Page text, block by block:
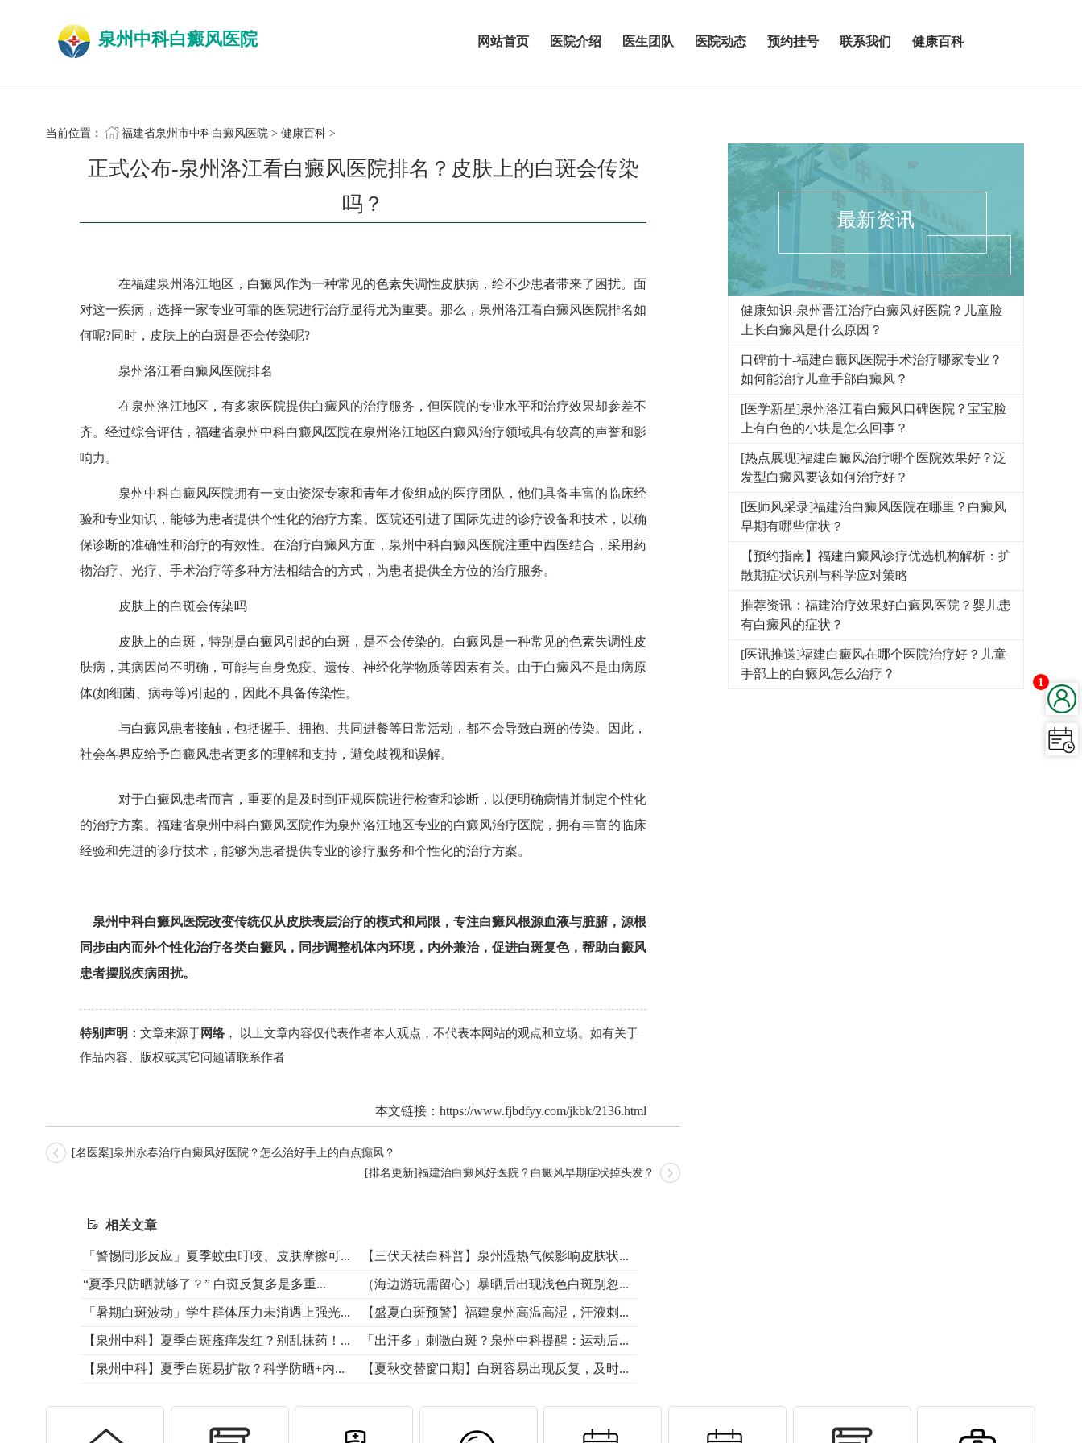
1
泉州中科白癜风医院 网站首页 医院介绍 医生团队 医院动态 预约挂号 联系我们 健康百科
当前位置： 福建省泉州市中科白癜风医院 > 健康百科 >
正式公布-泉州洛江看白癜风医院排名？皮肤上的白斑会传染
吗？
在福建泉州洛江地区，白癜风作为一种常见的色素失调性皮肤病，给不少患者带来了困扰。面
对这一疾病，选择一家专业可靠的医院进行治疗显得尤为重要。那么，泉州洛江看白癜风医院排名如
何呢?同时，皮肤上的白斑是否会传染呢?
泉州洛江看白癜风医院排名
在泉州洛江地区，有多家医院提供白癜风的治疗服务，但医院的专业水平和治疗效果却参差不
齐。经过综合评估，福建省泉州中科白癜风医院在泉州洛江地区白癜风治疗领域具有较高的声誉和影
响力。
泉州中科白癜风医院拥有一支由资深专家和青年才俊组成的医疗团队，他们具备丰富的临床经
验和专业知识，能够为患者提供个性化的治疗方案。医院还引进了国际先进的诊疗设备和技术，以确
保诊断的准确性和治疗的有效性。在治疗白癜风方面，泉州中科白癜风医院注重中西医结合，采用药
物治疗、光疗、手术治疗等多种方法相结合的方式，为患者提供全方位的治疗服务。
皮肤上的白斑会传染吗
皮肤上的白斑，特别是白癜风引起的白斑，是不会传染的。白癜风是一种常见的色素失调性皮
肤病，其病因尚不明确，可能与自身免疫、遗传、神经化学物质等因素有关。由于白癜风不是由病原
体(如细菌、病毒等)引起的，因此不具备传染性。
与白癜风患者接触，包括握手、拥抱、共同进餐等日常活动，都不会导致白斑的传染。因此，
社会各界应给予白癜风患者更多的理解和支持，避免歧视和误解。
对于白癜风患者而言，重要的是及时到正规医院进行检查和诊断，以便明确病情并制定个性化
的治疗方案。福建省泉州中科白癜风医院作为泉州洛江地区专业的白癜风治疗医院，拥有丰富的临床
经验和先进的诊疗技术，能够为患者提供专业的诊疗服务和个性化的治疗方案。
泉州中科白癜风医院改变传统仅从皮肤表层治疗的模式和局限，专注白癜风根源血液与脏腑，源根
同步由内而外个性化治疗各类白癜风，同步调整机体内环境，内外兼治，促进白斑复色，帮助白癜风
患者摆脱疾病困扰。
特别声明： 文章来源于网络， 以上文章内容仅代表作者本人观点，不代表本网站的观点和立场。如有关于
作品内容、版权或其它问题请联系作者
本文链接： https://www.fjbdfyy.com/jkbk/2136.html
[名医案]泉州永春治疗白癜风好医院？怎么治好手上的白点癫风？
[排名更新]福建治白癜风好医院？白癜风早期症状掉头发？
相关文章
「警惕同形反应」夏季蚊虫叮咬、皮肤摩擦可... 【三伏天祛白科普】泉州湿热气候影响皮肤状...
“夏季只防晒就够了？” 白斑反复多是多重... （海边游玩需留心）暴晒后出现浅色白斑别忽...
「暑期白斑波动」学生群体压力未消遇上强光... 【盛夏白斑预警】福建泉州高温高湿，汗液刺...
【泉州中科】夏季白斑瘙痒发红？别乱抹药！... 「出汗多」刺激白斑？泉州中科提醒：运动后...
【泉州中科】夏季白斑易扩散？科学防晒+内... 【夏秋交替窗口期】白斑容易出现反复，及时...
最新资讯
健康知识-泉州晋江治疗白癜风好医院？儿童脸
上长白癜风是什么原因？
口碑前十-福建白癜风医院手术治疗哪家专业？
如何能治疗儿童手部白癜风？
[医学新星]泉州洛江看白癜风口碑医院？宝宝脸
上有白色的小块是怎么回事？
[热点展现]福建白癜风治疗哪个医院效果好？泛
发型白癜风要该如何治疗好？
[医师风采录]福建治白癜风医院在哪里？白癜风
早期有哪些症状？
【预约指南】福建白癜风诊疗优选机构解析：扩
散期症状识别与科学应对策略
推荐资讯：福建治疗效果好白癜风医院？婴儿患
有白癜风的症状？
[医讯推送]福建白癜风在哪个医院治疗好？儿童
手部上的白癜风怎么治疗？